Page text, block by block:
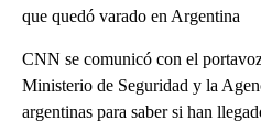
que quedó varado en Argentina
CNN se comunicó con el
Ministerio de Seguridad y la
argentinas para saber si han